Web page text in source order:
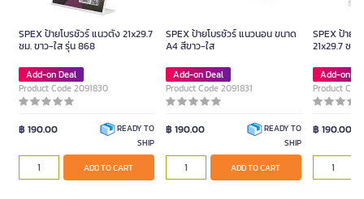
SPEX ป้ายโบรชัวร์ แนวตั้ง 21x29.7
ซม. ขาว-ใส รุ่น 868
Add-on Deal
Product Code 2091830
฿ 190.00
READY TO
SHIP
ADD TO CART
SPEX ป้ายโบรชัวร์ แนวนอน ขนาด
A4 สีขาว-ใส
Add-on Deal
Product Code 2091831
฿ 190.00
READY TO
SHIP
ADD TO CART
SPEX ป้าย
21x29.7 ซม.
Add-on
Product
฿ 190.00